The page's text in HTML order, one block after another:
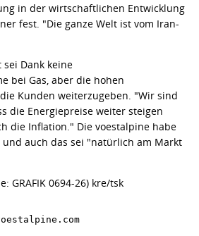
in der wirtschaftlichen Entwicklung
fest. "Die ganze Welt ist vom Iran-
sei Dank keine
bei Gas, aber die hohen
Kunden weiterzugeben. "Wir sind
die Energiepreise weiter steigen
die Inflation." Die voestalpine habe
auch das sei "natürlich am Markt
GRAFIK 0694-26) kre/tsk